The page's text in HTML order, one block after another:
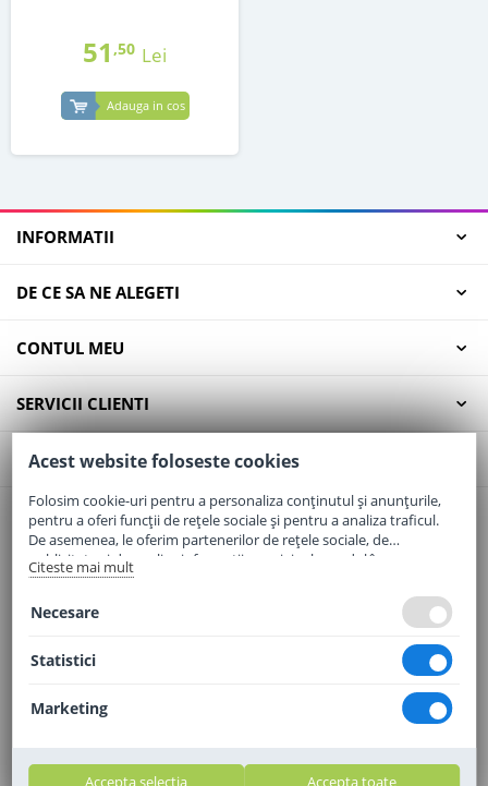
51 ,50 Lei
Adauga in cos
INFORMATII
DE CE SA NE ALEGETI
CONTUL MEU
SERVICII CLIENTI
CONTACT
Email:office@elaptepraf.ro
Telefon:0745-964-449
Adresa:Sos. Borsului, Nr. 20, Oradea, Jud. Bihor
Acest website foloseste cookies
Folosim cookie-uri pentru a personaliza conținutul și anunțurile,
pentru a oferi funcții de rețele sociale și pentru a analiza traficul.
De asemenea, le oferim partenerilor de rețele sociale, de
publicitate și de analize informații cu privire la modul în care
folosiți site-ul nostru. Aceștia le pot combina cu alte informații
Citeste mai mult
Necesare
Statistici
Marketing
Accepta selectia Accepta toate